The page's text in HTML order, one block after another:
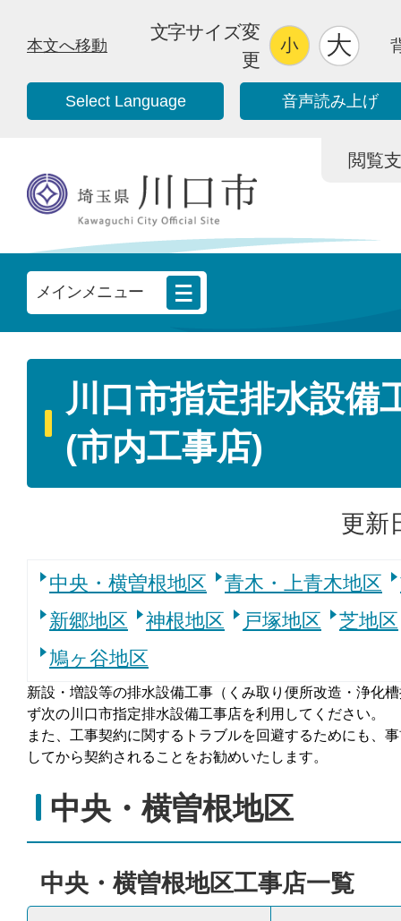
本文へ移動
文字サイズ変
更
Select Language 音声読み上げ
閲覧
メインメニュー
川口市指定排水設備
(市内工事店)
更新
中央・横曽根地区 青木・上青木地区
新郷地区
神根地区 戸塚地区
芝地区
鳩ヶ谷地区
新設・増設等の排水設備工事（くみ取り便所改造・浄化
ず次の川口市指定排水設備工事店を利用してください。
また、工事契約に関するトラブルを回避するためにも、
してから契約されることをお勧めいたします。
中央・横曽根地区
中央・横曽根地区工事店一覧